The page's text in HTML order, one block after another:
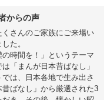
からの声
さんのご家族にご来場い
た。
の時間を！」というテーマ
「まんが日本昔ばなし」
は、日本各地で生み出さ
ばなし」から厳選された3